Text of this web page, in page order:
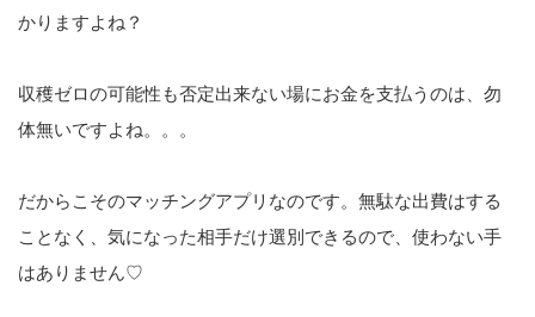
かりますよね？
収穫ゼロの可能性も否定出来ない場にお金を支払うのは、勿
体無いですよね。。。
だからこそのマッチングアプリなのです。無駄な出費はする
ことなく、気になった相手だけ選別できるので、使わない手
はありません♡